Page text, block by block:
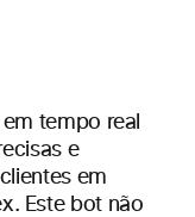
tempo real
e
em
Este bot não